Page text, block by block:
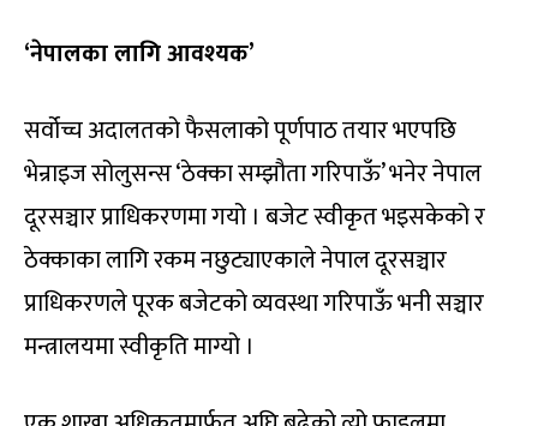
‘नेपालका लागि आवश्यक’
सर्वोच्च अदालतको फैसलाको पूर्णपाठ तयार भएपछि
भेन्राइज सोलुसन्स ‘ठेक्का सम्झौता गरिपाऊँ’ भनेर नेपाल
दूरसञ्चार प्राधिकरणमा गयो । बजेट स्वीकृत भइसकेको र
ठेक्काका लागि रकम नछुट्याएकाले नेपाल दूरसञ्चार
प्राधिकरणले पूरक बजेटको व्यवस्था गरिपाऊँ भनी सञ्चार
मन्त्रालयमा स्वीकृति माग्यो ।